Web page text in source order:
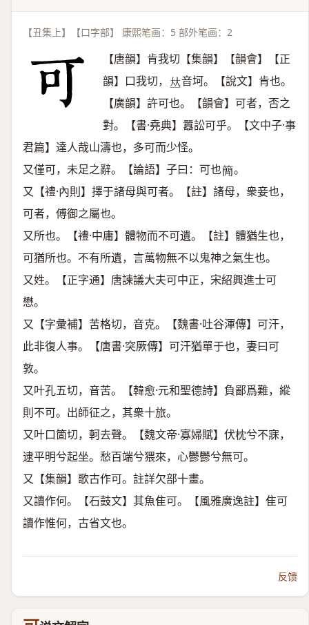
【丑集上】【口字部】 康熙笔画：5 部外笔画：2
【唐韻】肯我切【集韻】【韻會】【正
韻】口我切， 𠀤音坷。【說文】肯也。
【廣韻】許可也。【韻會】可者，否之
對。【書·堯典】囂訟可乎。【文中子·事
君篇】達人哉山濤也，多可而少怪。
又僅可，未足之辭。【論語】子曰：可也𥳑 。
又【禮·內則】擇于諸母與可者。【註】諸母，衆妾也，
可者，傅御之屬也。
又所也。【禮·中庸】體物而不可遺。【註】體猶生也，
可猶所也。不有所遺，言萬物無不以鬼神之氣生也。
又姓。【正字通】唐諫議大夫可中正，宋紹興進士可
懋。
又【字彙補】苦格切，音克。【魏書·吐谷渾傳】可汗，
此非復人事。【唐書·突厥傳】可汗猶單于也，妻曰可
敦。
又叶孔五切，音苦。【韓愈·元和聖德詩】負鄙爲難，縱
則不可。出師征之，其衆十旅。
又叶口箇切，軻去聲。【魏文帝·寡婦賦】伏枕兮不寐，
逮平明兮起坐。愁百端兮猥來，心鬱鬱兮無可。
又【集韻】歌古作可。註詳欠部十畫。
又讀作何。【石鼓文】其魚隹可。【風雅廣逸註】隹可
讀作惟何，古省文也。
反馈